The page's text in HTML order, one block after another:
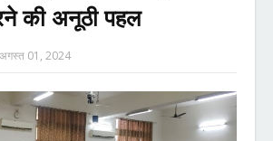
की अनूठी पहल
अगस्त 01, 2024